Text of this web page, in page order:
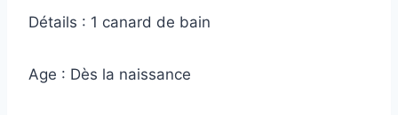
Détails : 1 canard de bain
Age : Dès la naissance